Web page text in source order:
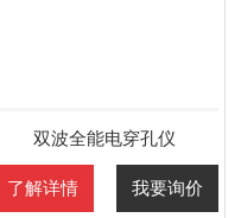
双波全能电穿孔仪
了解详情 我要询价